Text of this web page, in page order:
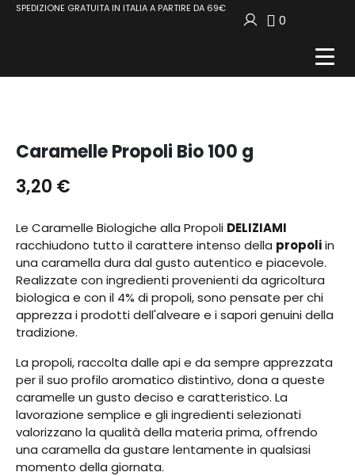
SPEDIZIONE GRATUITA IN ITALIA A PARTIRE DA 69€
0
Caramelle Propoli Bio 100 g
3,20 €
Le Caramelle Biologiche alla Propoli DELIZIAMI
racchiudono tutto il carattere intenso della propoliin
una caramella dura dal gusto autentico e piacevole.
Realizzate con ingredienti provenienti da agricoltura
biologica e con il 4% di propoli, sono pensate per chi
apprezza i prodotti dell'alveare e i sapori genuini della
tradizione.
La propoli, raccolta dalle api e da sempre apprezzata
per il suo profilo aromatico distintivo, dona a queste
caramelle un gusto deciso e caratteristico. La
lavorazione semplice e gli ingredienti selezionati
valorizzano la qualità della materia prima, offrendo
una caramella da gustare lentamente in qualsiasi
momento della giornata.